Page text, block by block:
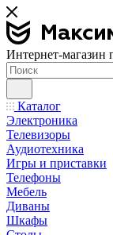
Интернет-магазин
Каталог
Электроника
Телевизоры
Аудиотехника
Игры и приставки
Телефоны
Мебель
Диваны
Шкафы